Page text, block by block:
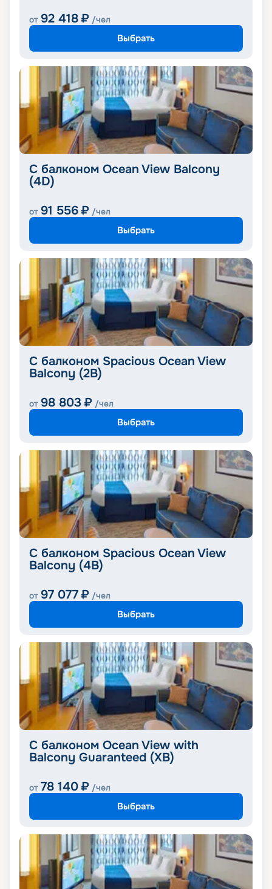
от 92 418 ₽ /чел
Выбрать
С балконом Ocean View Balcony
(4D)
от 91 556 ₽ /чел
Выбрать
С балконом Spacious Ocean View
Balcony (2B)
от 98 803 ₽ /чел
Выбрать
С балконом Spacious Ocean View
Balcony (4B)
от 97 077 ₽ /чел
Выбрать
С балконом Ocean View with
Balcony Guaranteed (XB)
от 78 140 ₽ /чел
Выбрать